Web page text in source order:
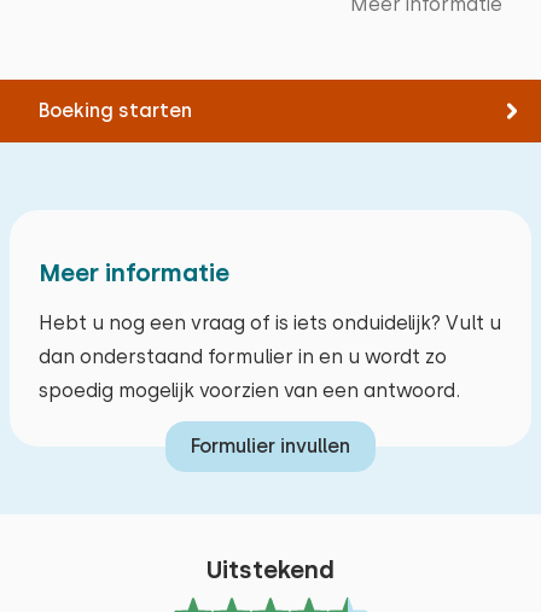
Boeking starten
Meer informatie
Hebt u nog een vraag of is iets onduidelijk? Vult u
dan onderstaand formulier in en u wordt zo
spoedig mogelijk voorzien van een antwoord.
Formulier invullen
Uitstekend